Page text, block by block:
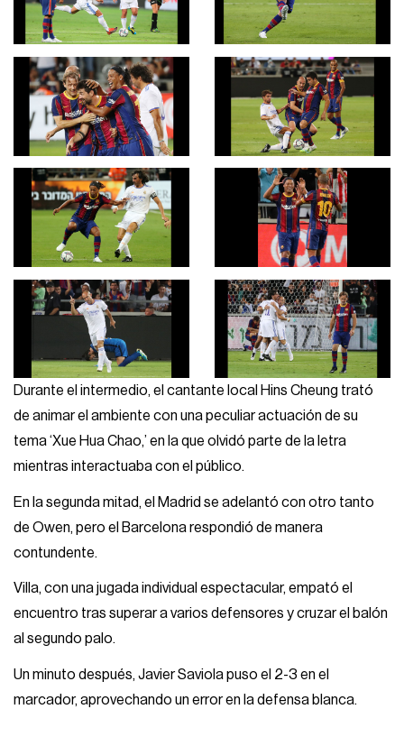
Durante el intermedio, el cantante local Hins Cheung trató
de animar el ambiente con una peculiar actuación de su
tema ‘Xue Hua Chao,’ en la que olvidó parte de la letra
mientras interactuaba con el público.
En la segunda mitad, el Madrid se adelantó con otro tanto
de Owen, pero el Barcelona respondió de manera
contundente.
Villa, con una jugada individual espectacular, empató el
encuentro tras superar a varios defensores y cruzar el balón
al segundo palo.
Un minuto después, Javier Saviola puso el 2-3 en el
marcador, aprovechando un error en la defensa blanca.